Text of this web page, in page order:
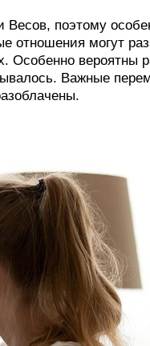
поэтому
отношения могут
Особенно вероятны
Важные